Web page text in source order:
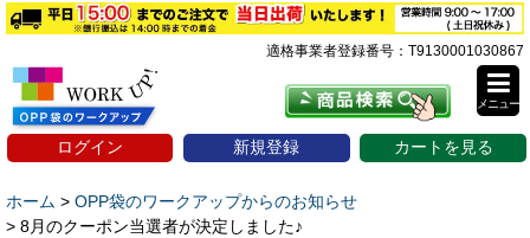
適格事業者登録番号：T9130001030867
ログイン 新規登録 カートを見る
メニュー
ホーム > OPP袋のワークアップからのお知らせ
> 8月のクーポン当選者が決定しました♪